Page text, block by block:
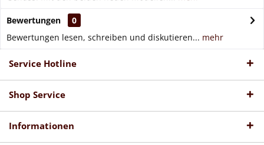
Bewertungen
0
Bewertungen lesen, schreiben und diskutieren... mehr
Service Hotline
Shop Service
Informationen